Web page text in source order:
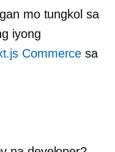
mo tungkol sa
iyong
Commerce sa